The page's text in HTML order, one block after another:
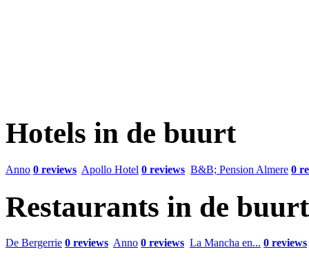
Hotels in de buurt
Anno 0 reviews Apollo Hotel 0 reviews B&B; Pension Almere 0
Restaurants in de buurt
De Bergerrie 0 reviews Anno 0 reviews La Mancha en... 0 reviews